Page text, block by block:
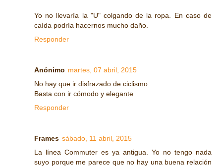
Yo no llevaría la "U" colgando de la ropa. En caso de
caída podría hacernos mucho daño.
Responder
Anónimo martes, 07 abril, 2015
No hay que ir disfrazado de ciclismo
Basta con ir cómodo y elegante
Responder
Frames sábado, 11 abril, 2015
La línea Commuter es ya antigua. Yo no tengo nada
suyo porque me parece que no hay una buena relación